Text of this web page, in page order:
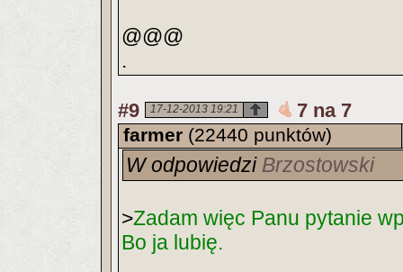
@@@
.
#9 17-12-2013 19:21
7 na 7
farmer (22440 punktów)
W odpowiedzi Brzostowski
>Zadam więc Panu pytanie
Bo ja lubię.